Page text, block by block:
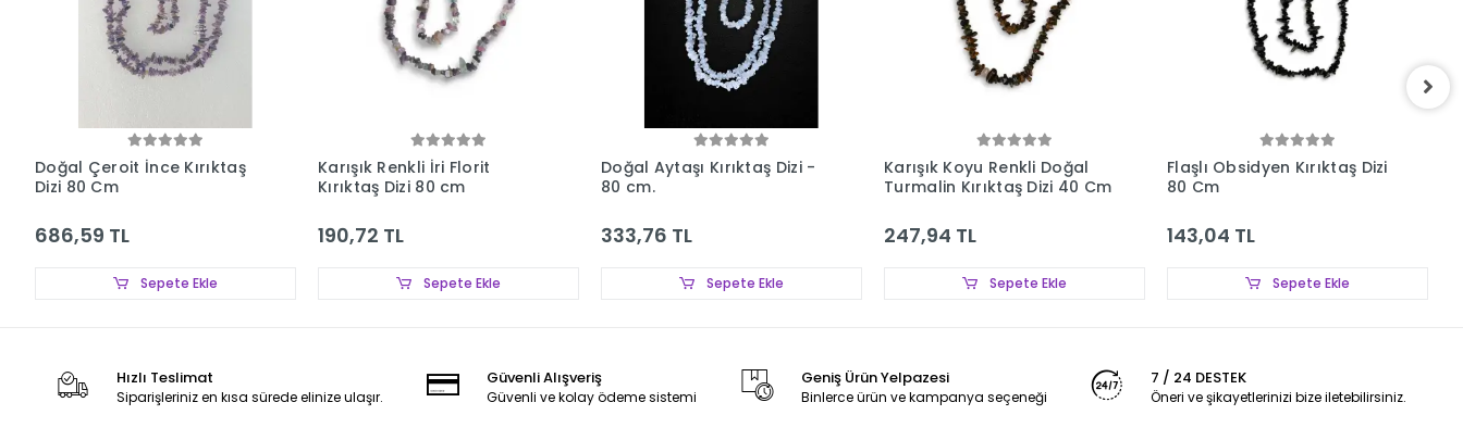
Doğal Çeroit İnce Kırıktaş
Dizi 80 Cm
686,59 TL
Sepete Ekle
Karışık Renkli İri Florit
Kırıktaş Dizi 80 cm
190,72 TL
Sepete Ekle
Doğal Aytaşı Kırıktaş Dizi -
80 cm.
333,76 TL
Sepete Ekle
Karışık Koyu Renkli Doğal
Turmalin Kırıktaş Dizi 40 Cm
247,94 TL
Sepete Ekle
Flaşlı Obsidyen Kırıktaş Dizi
80 Cm
143,04 TL
Sepete Ekle
Hızlı Teslimat
Siparişleriniz en kısa sürede elinize ulaşır.
Güvenli Alışveriş
Güvenli ve kolay ödeme sistemi
Geniş Ürün Yelpazesi
Binlerce ürün ve kampanya seçeneği
7 / 24 DESTEK
Öneri ve şikayetlerinizi bize iletebilirsiniz.